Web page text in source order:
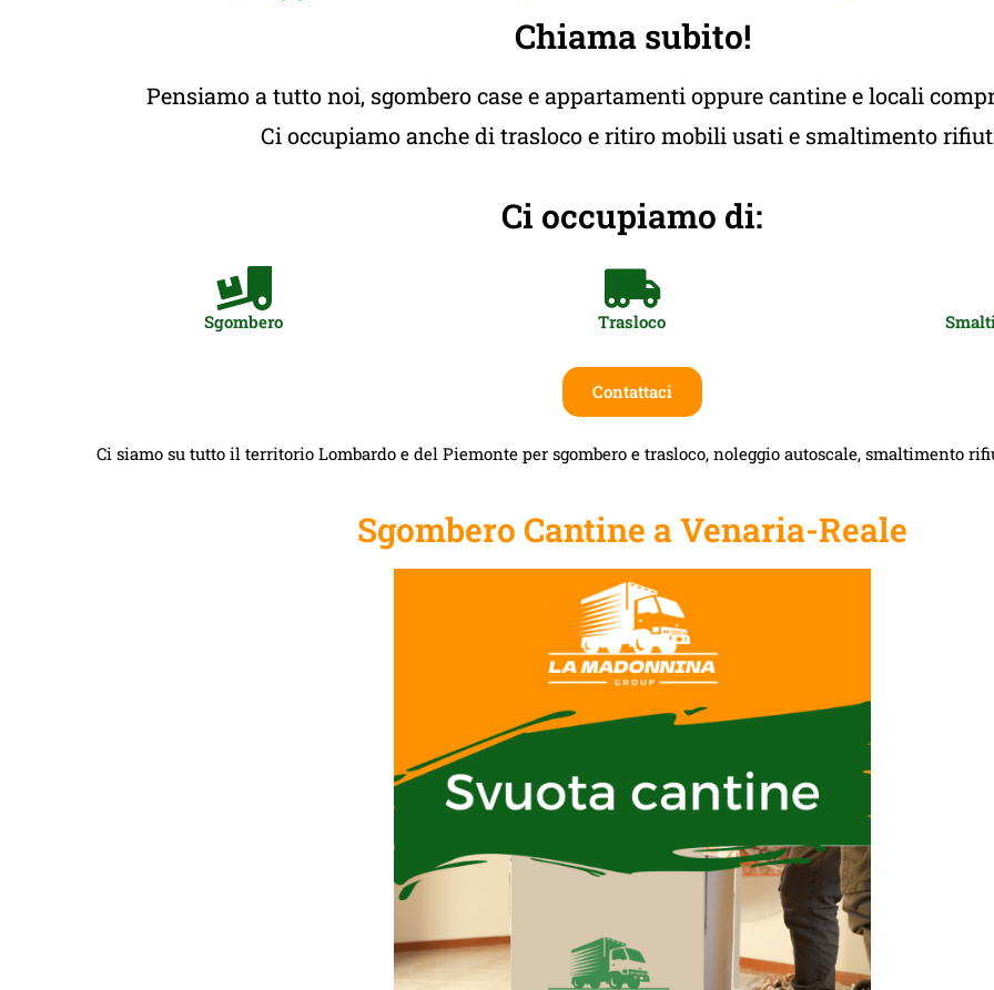
Chiama subito!
Pensiamo a tutto noi, sgombero case e appartamenti oppure cantine e locali
Ci occupiamo anche di trasloco e ritiro mobili usati e smaltimento
Ci occupiamo di:
Sgombero Trasloco
Contattaci
Ci siamo su tutto il territorio Lombardo e del Piemonte per sgombero e trasloco, noleggio autoscale, smaltimento
Sgombero Cantine a Venaria-Reale